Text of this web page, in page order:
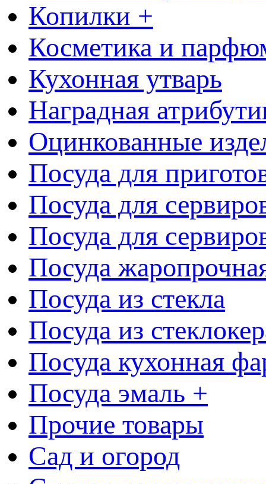
Копилки +
Косметика и
Кухонная утварь
Наградная
Оцинкованные
Посуда для
Посуда для
Посуда для
Посуда
Посуда из стекла
Посуда из
Посуда кухонная
Посуда эмаль +
Прочие товары
Сад и огород